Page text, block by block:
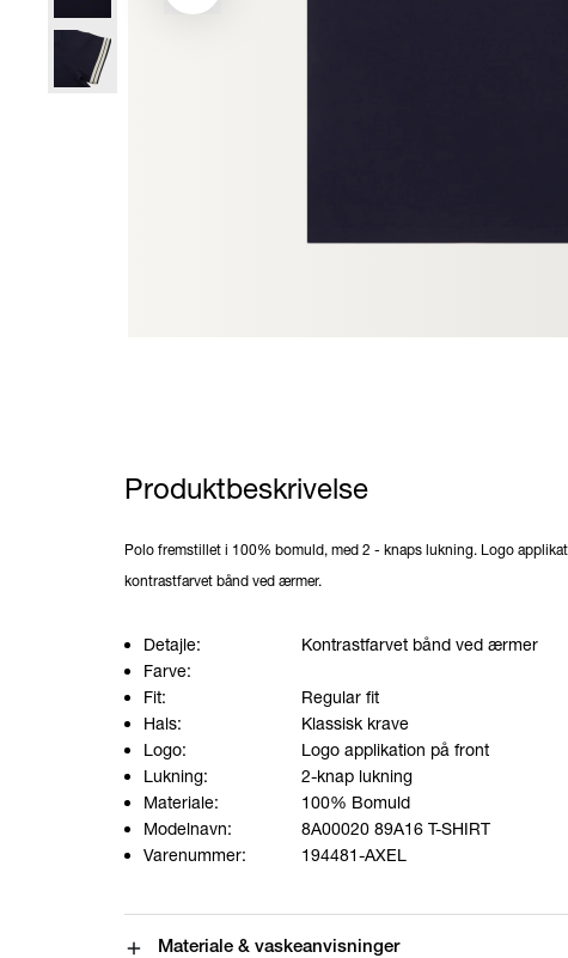
Produktbeskrivelse
Polo fremstillet i 100% bomuld, med 2 - knaps lukning. Logo
kontrastfarvet bånd ved ærmer.
Detajle:
Kontrastfarvet bånd ved ærmer
Farve:
Fit:
Regular fit
Hals:
Klassisk krave
Logo:
Logo applikation på front
Lukning:
2-knap lukning
Materiale:
100% Bomuld
Modelnavn:
8A00020 89A16 T-SHIRT
Varenummer:
194481-AXEL
Materiale & vaskeanvisninger